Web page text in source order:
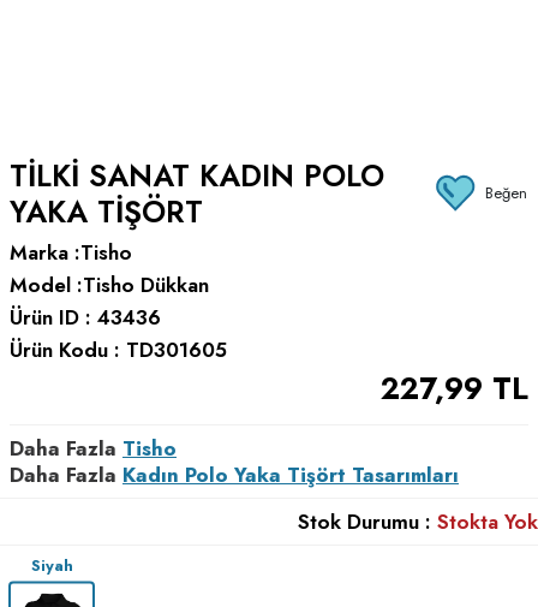
TILKI SANAT KADIN POLO
YAKA TIŞÖRT
Beğen
Marka :Tisho
Model :Tisho Dükkan
Ürün ID : 43436
Ürün Kodu : TD301605
227,99 TL
Daha Fazla Tisho
Daha Fazla Kadın Polo Yaka Tişört Tasarımları
Stok Durumu : Stokta Yok
Siyah